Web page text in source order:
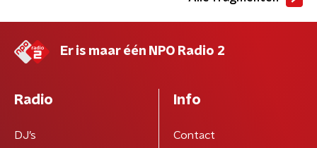
Er is maar één NPO Radio 2
Radio
DJ’s
Info
Contact